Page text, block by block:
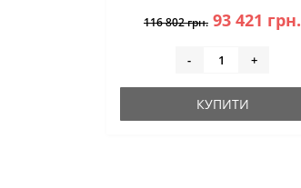
116 802 грн. 93 421 грн.
- +
КУПИТИ